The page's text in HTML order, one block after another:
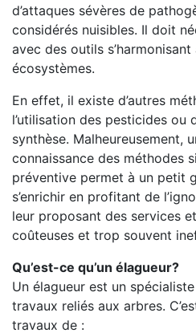
d’attaques sévères de
considérés nuisibles. Il doit
avec des outils s’harmonisant
écosystèmes.
En effet, il existe d’autres
l’utilisation des pesticides ou
synthèse. Malheureusement,
connaissance des méthodes
préventive permet à un petit
s’enrichir en profitant de
leur proposant des services
coûteuses et trop souvent
Qu’est-ce qu’un élagueur?
Un élagueur est un
travaux reliés aux arbres.
travaux de :